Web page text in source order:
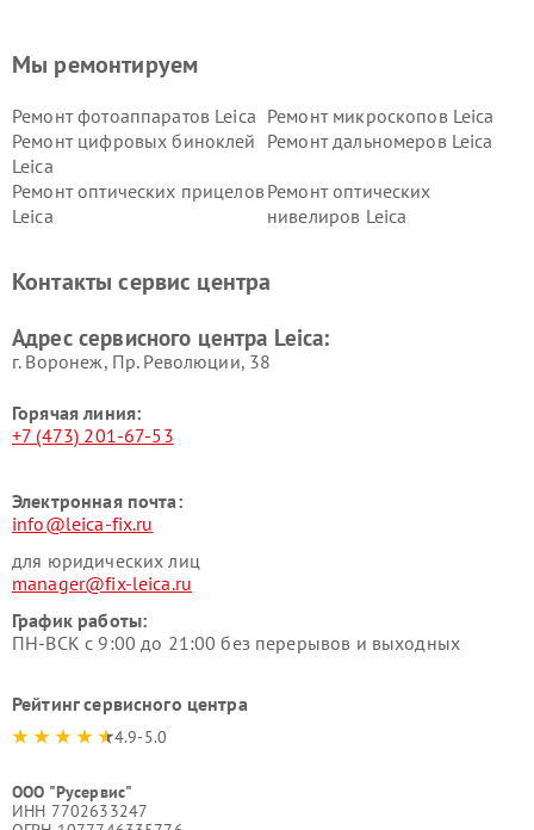
Мы ремонтируем
Ремонт фотоаппаратов Leica Ремонт микроскопов Leica
Ремонт цифровых биноклей
Leica
Ремонт дальномеров Leica
Ремонт оптических прицелов
Leica
Ремонт оптических
нивелиров Leica
Контакты сервис центра
Адрес сервисного центра Leica:
г. Воронеж, Пр. Революции, 38
Горячая линия:
+7 (473) 201-67-53
Электронная почта:
info@leica-fix.ru
для юридических лиц
manager@fix-leica.ru
График работы:
ПН-ВСК с 9:00 до 21:00 без перерывов и выходных
Рейтинг сервисного центра
4.9-5.0
ООО "Русервис"
ИНН 7702633247